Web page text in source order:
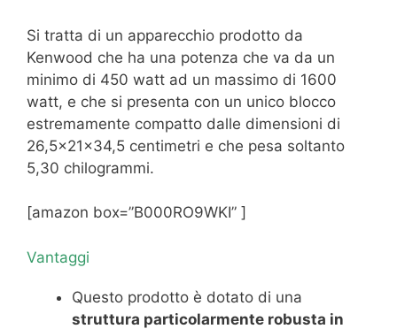
Si tratta di un apparecchio prodotto da
Kenwood che ha una potenza che va da un
minimo di 450 watt ad un massimo di 1600
watt, e che si presenta con un unico blocco
estremamente compatto dalle dimensioni di
26,5x21x34,5 centimetri e che pesa soltanto
5,30 chilogrammi.
[amazon box=”B000RO9WKI” ]
Vantaggi
Questo prodotto è dotato di una
struttura particolarmente robusta in